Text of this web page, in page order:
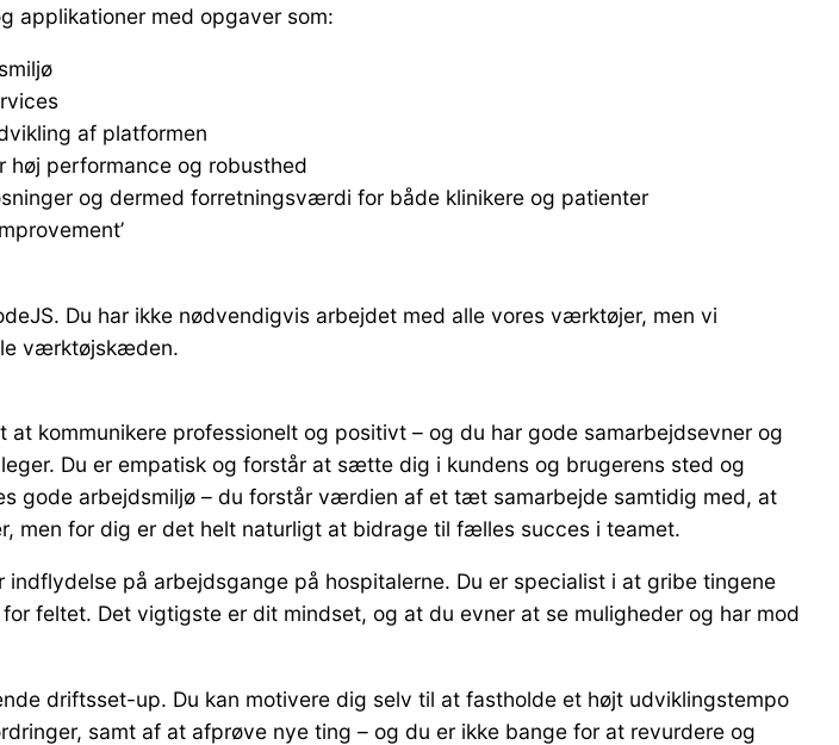
applikationer med opgaver som:
af platformen
høj performance og robusthed
og dermed forretningsværdi for både klinikere og patienter
Du har ikke nødvendigvis arbejdet med alle vores værktøjer, men vi
værktøjskæden.
kommunikere professionelt og positivt – og du har gode samarbejdsevner og
Du er empatisk og forstår at sætte dig i kundens og brugerens sted og
gode arbejdsmiljø – du forstår værdien af et tæt samarbejde samtidig med, at
men for dig er det helt naturligt at bidrage til fælles succes i teamet.
på arbejdsgange på hospitalerne. Du er specialist i at gribe tingene
feltet. Det vigtigste er dit mindset, og at du evner at se muligheder og har mod
driftsset-up. Du kan motivere dig selv til at fastholde et højt udviklingstempo
samt af at afprøve nye ting – og du er ikke bange for at revurdere og